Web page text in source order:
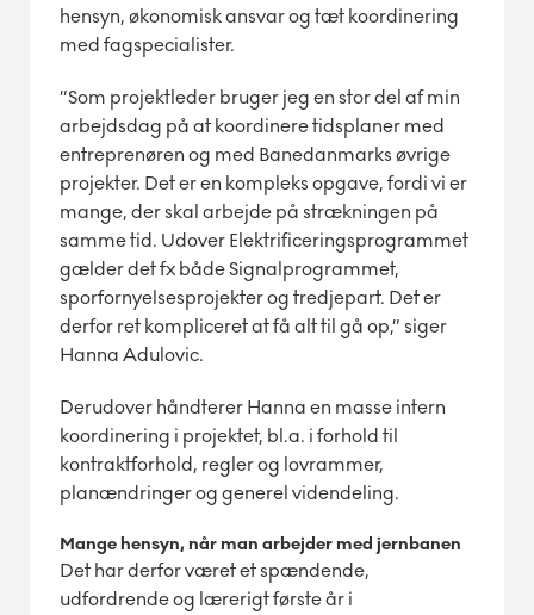
hensyn, økonomisk ansvar og tæt koordinering
med fagspecialister.
”Som projektleder bruger jeg en stor del af min
arbejdsdag på at koordinere tidsplaner med
entreprenøren og med Banedanmarks øvrige
projekter. Det er en kompleks opgave, fordi vi er
mange, der skal arbejde på strækningen på
samme tid. Udover Elektrificeringsprogrammet
gælder det fx både Signalprogrammet,
sporfornyelsesprojekter og tredjepart. Det er
derfor ret kompliceret at få alt til gå op,” siger
Hanna Adulovic.
Derudover håndterer Hanna en masse intern
koordinering i projektet, bl.a. i forhold til
kontraktforhold, regler og lovrammer,
planændringer og generel videndeling.
Mange hensyn, når man arbejder med jernbanen
Det har derfor været et spændende,
udfordrende og lærerigt første år i